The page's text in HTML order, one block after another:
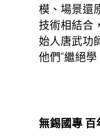
模、場景還
技術相結合
始人唐武功
他們“繼絕
無錫國專 百